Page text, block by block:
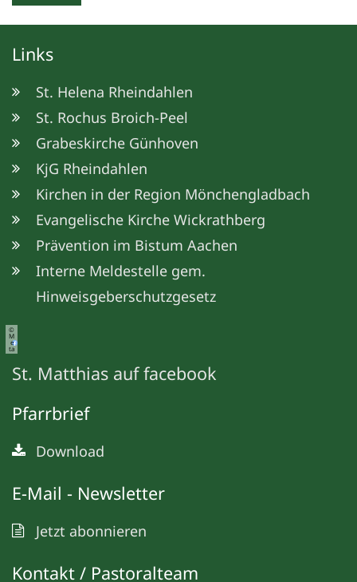
Links
St. Helena Rheindahlen
St. Rochus Broich-Peel
Grabeskirche Günhoven
KjG Rheindahlen
Kirchen in der Region Mönchengladbach
Evangelische Kirche Wickrathberg
Prävention im Bistum Aachen
Interne Meldestelle gem.
Hinweisgeberschutzgesetz
©
M
e
ta
St. Matthias auf facebook
Pfarrbrief
Download
E-Mail - Newsletter
Jetzt abonnieren
Kontakt / Pastoralteam